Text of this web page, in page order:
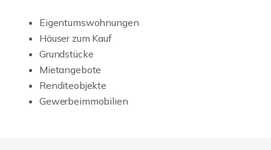
Eigentumswohnungen
Häuser zum Kauf
Grundstücke
Mietangebote
Renditeobjekte
Gewerbeimmobilien